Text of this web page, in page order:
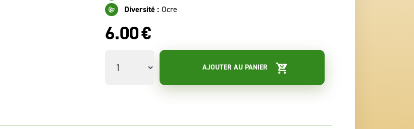
Diversité : Ocre
6.00€
AJOUTER AU PANIER